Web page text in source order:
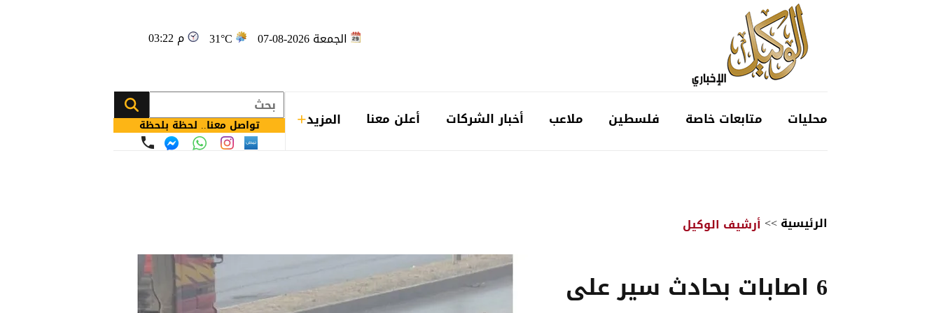
الجمعة 2026-08-07 31°C 03:22 م
محليات متابعات خاصة فلسطين ملاعب أخبار الشركات أعلن معنا المزيد تواصل معنا.. لحظة بلحظة
الرئيسية>>أرشيف الوكيل
6 اصابات بحادث سير على